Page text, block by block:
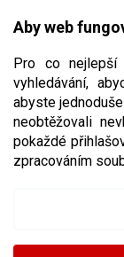
Aby web
Pro co nejlepší
vyhledávání,
abyste
neobtěžovali
pokaždé
zpracováním
CZK
BOSPORT